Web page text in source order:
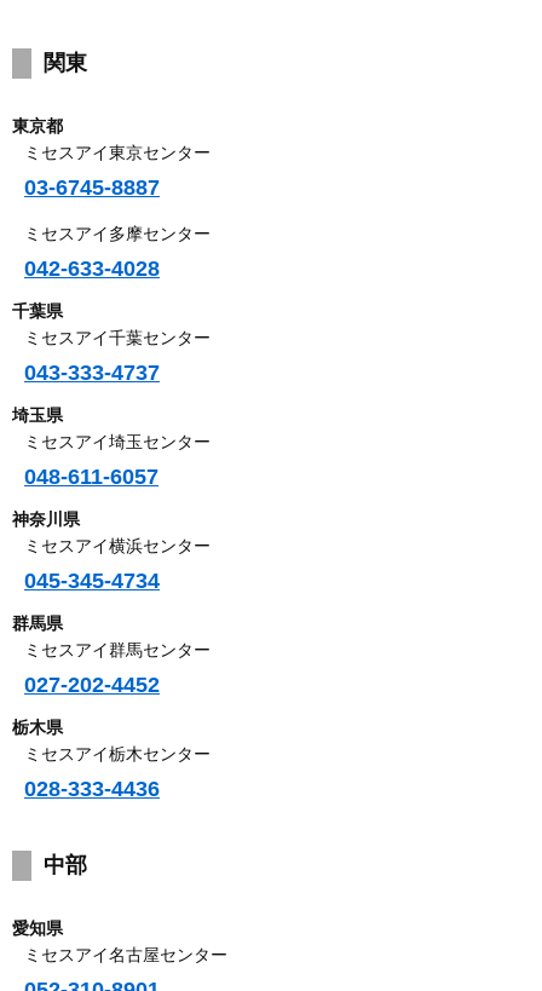
関東
東京都
ミセスアイ東京センター
03-6745-8887
ミセスアイ多摩センター
042-633-4028
千葉県
ミセスアイ千葉センター
043-333-4737
埼玉県
ミセスアイ埼玉センター
048-611-6057
神奈川県
ミセスアイ横浜センター
045-345-4734
群馬県
ミセスアイ群馬センター
027-202-4452
栃木県
ミセスアイ栃木センター
028-333-4436
中部
愛知県
ミセスアイ名古屋センター